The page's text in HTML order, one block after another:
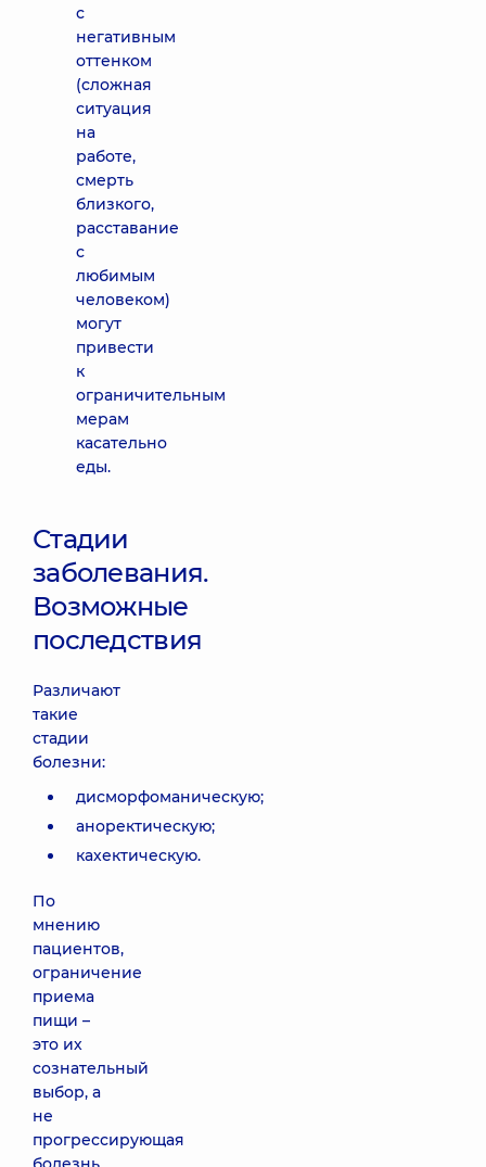
с
негативным
оттенком
(сложная
ситуация
на
работе,
смерть
близкого,
расставание
с
любимым
человеком)
могут
привести
к
ограничительным
мерам
касательно
еды.
Стадии
заболевания.
Возможные
последствия
Различают
такие
стадии
болезни:
дисморфоманическую;
аноректическую;
кахектическую.
По
мнению
пациентов,
ограничение
приема
пищи –
это их
сознательный
выбор, а
не
прогрессирующая